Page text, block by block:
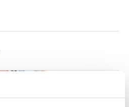
soluble
test
acuosa 10 % en una celda de 1